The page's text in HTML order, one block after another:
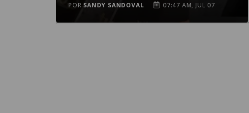
POR SANDY SANDOVAL 07:47 AM, JUL 07